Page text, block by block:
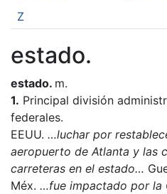
Z
estado.
estado. m.
1. Principal división
federales.
EEUU. …luchar por
aeropuerto de Atlanta y las
carreteras en el estado…
Méx. …fue impactado por la